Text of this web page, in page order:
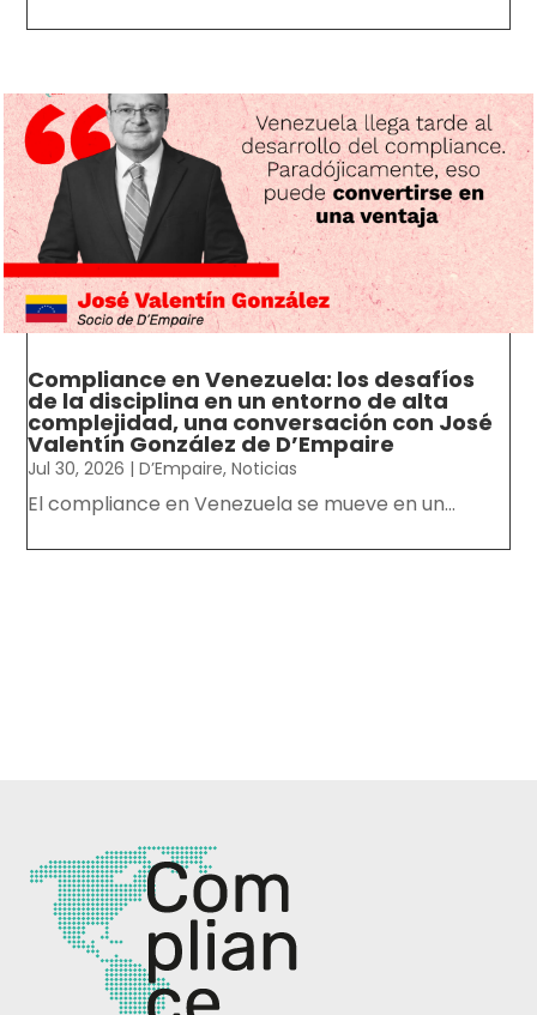
Compliance en Venezuela: los desafíos
de la disciplina en un entorno de alta
complejidad, una conversación con José
Valentín González de D’Empaire
Jul 30, 2026 |D’Empaire,Noticias
El compliance en Venezuela se mueve en un...